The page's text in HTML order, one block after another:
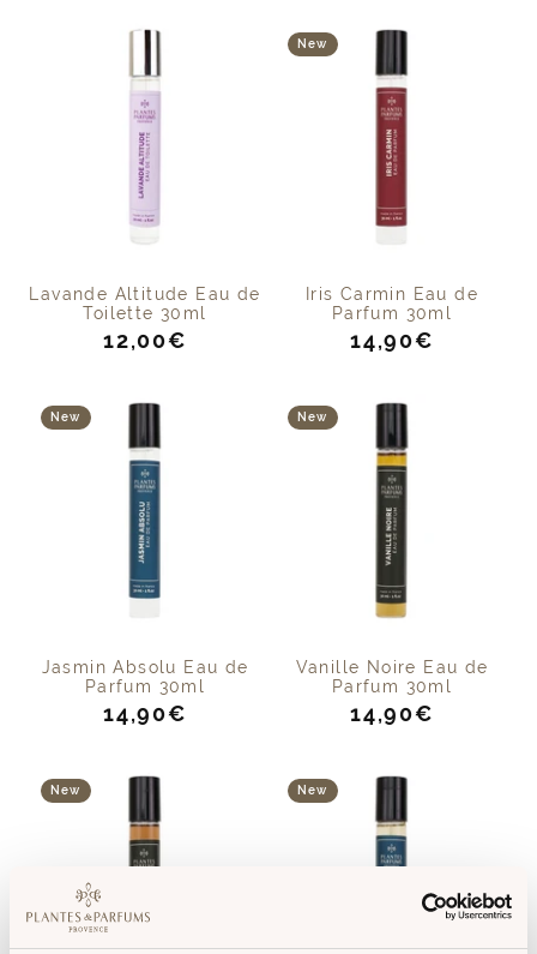
Lavande Altitude Eau de
Toilette 30ml
Prix
12,00€
New
Iris Carmin Eau de
Parfum 30ml
Prix
14,90€
New
Jasmin Absolu Eau de
Parfum 30ml
Prix
14,90€
New
Vanille Noire Eau de
Parfum 30ml
Prix
14,90€
New New